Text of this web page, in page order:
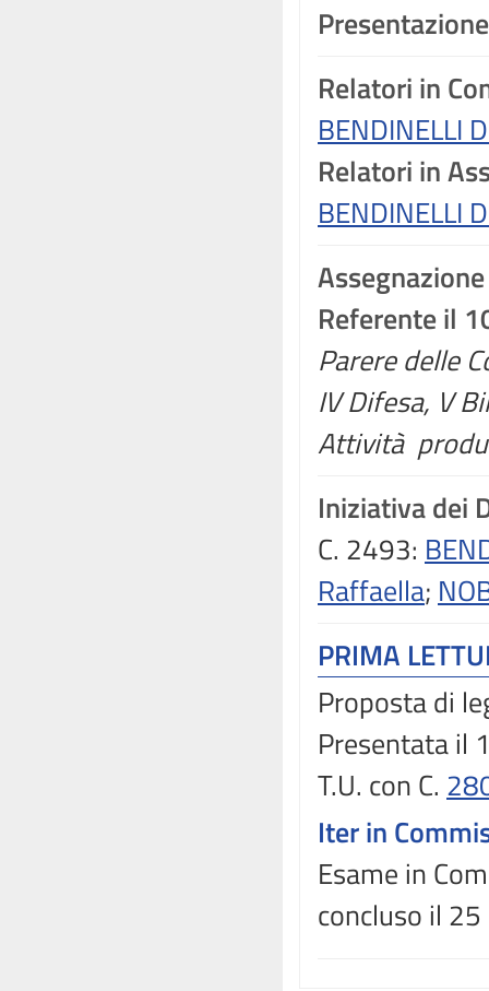
Relatori in
BENDINELLI
Relatori in
BENDINELLI
Assegnazione
Referente il
Parere delle
IV Difesa, V
Attività
Iniziativa dei
C. 2493:
Raffaella;
PRIMA
Proposta di
Presentata il
T.U. con C.
Iter in
Esame in
concluso il